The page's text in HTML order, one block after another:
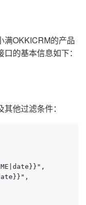
满OKKICRM的产品
的基本信息如下：
他过滤条件：